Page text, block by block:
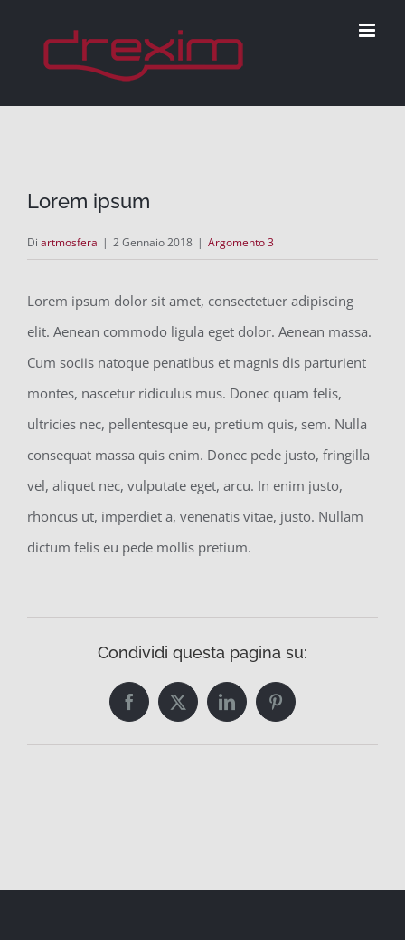
Lorem ipsum
Di artmosfera | 2 Gennaio 2018 | Argomento 3
Lorem ipsum dolor sit amet, consectetuer adipiscing
elit. Aenean commodo ligula eget dolor. Aenean massa.
Cum sociis natoque penatibus et magnis dis parturient
montes, nascetur ridiculus mus. Donec quam felis,
ultricies nec, pellentesque eu, pretium quis, sem. Nulla
consequat massa quis enim. Donec pede justo, fringilla
vel, aliquet nec, vulputate eget, arcu. In enim justo,
rhoncus ut, imperdiet a, venenatis vitae, justo. Nullam
dictum felis eu pede mollis pretium.
Condividi questa pagina su:
FacebookTwitterLinkedInPinterest